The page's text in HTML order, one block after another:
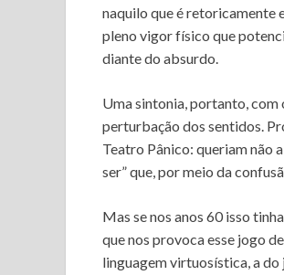
naquilo que é retoricamente
pleno vigor físico que
diante do absurdo.
Uma sintonia, portanto, com
perturbação dos sentidos.
Teatro Pânico: queriam não
ser” que, por meio da
Mas se nos anos 60 isso
que nos provoca esse jogo
linguagem virtuosística, a